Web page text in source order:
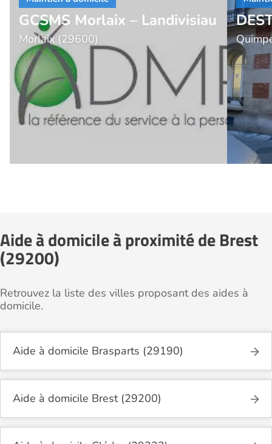
GCSMS Morlaix – Landivisiau
Morlaix (29600)
Aide à domicile à proximité de Brest
(29200)
Retrouvez la liste des villes proposant des aides à
domicile.
Aide à domicile Brasparts (29190)
Aide à domicile Brest (29200)